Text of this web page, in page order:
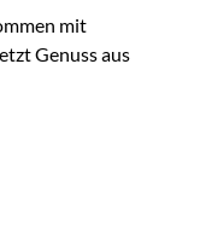
mit
Genuss aus